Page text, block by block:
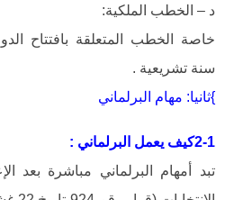
د – الخطب الملكية:
خاصة الخطب المتعلقة بافتتاح
سنة تشريعية .
}ثانيا: مهام البرلماني
2-1كيف يعمل البرلماني :
تبد أمهام البرلماني مباشرة بعد